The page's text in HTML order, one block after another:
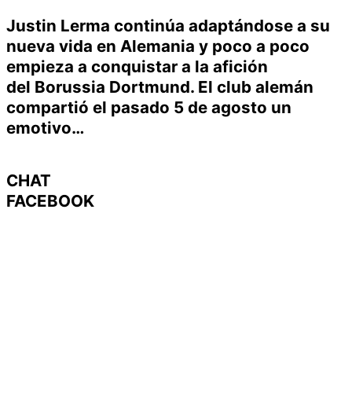
Justin Lerma continúa adaptándose a su
nueva vida en Alemania y poco a poco
empieza a conquistar a la afición
del Borussia Dortmund. El club alemán
compartió el pasado 5 de agosto un
emotivo…
CHAT
FACEBOOK